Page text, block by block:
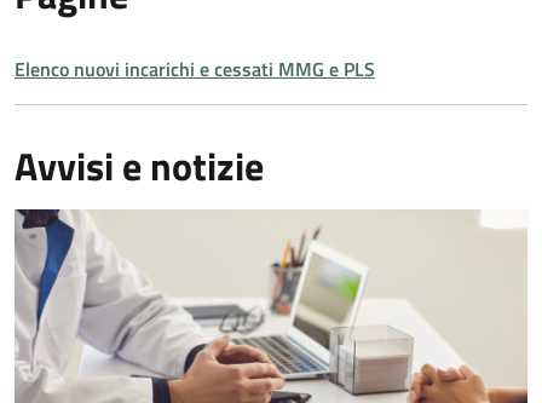
Elenco nuovi incarichi e cessati MMG e PLS
Avvisi e notizie